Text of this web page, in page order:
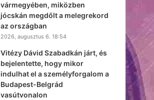
vármegyében, miközben
jócskán megdőlt a melegrekord
az országban
2026, augusztus 6. 18:54
Vitézy Dávid Szabadkán járt, és
bejelentette, hogy mikor
indulhat el a személyforgalom a
Budapest-Belgrád
vasútvonalon